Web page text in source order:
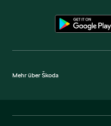
Mehr über Škoda